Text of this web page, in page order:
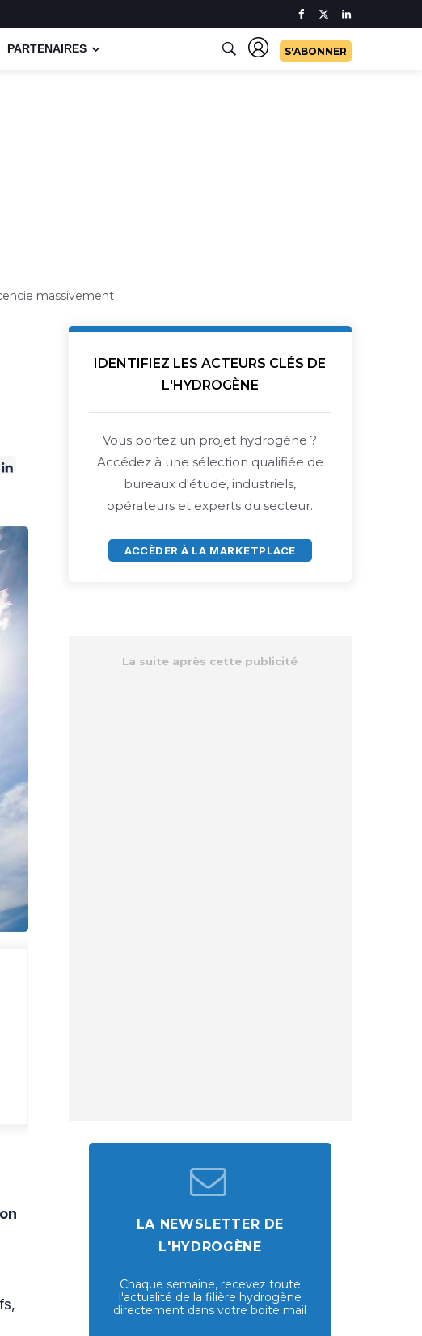
PARTENAIRES S'ABONNER
massivement
IDENTIFIEZ LES ACTEURS CLÉS DE
L'HYDROGÈNE
Vous portez un projet hydrogène ?
Accédez à une sélection qualifiée de
bureaux d'étude, industriels,
opérateurs et experts du secteur.
ACCÈDER À LA MARKETPLACE
LA NEWSLETTER DE
L'HYDROGÈNE
Chaque semaine, recevez toute
l'actualité de la filière hydrogène
directement dans votre boite mail